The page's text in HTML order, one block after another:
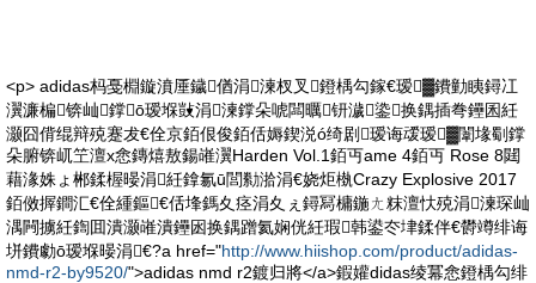
<p> adidas杩戞棩鏇濆厜鐬偤涓湅杈叉鐙楀勾鎵€瑷▓鐨勭眱鐞冮
瀷濂楄锛屾鐣ō瑷堢敱涓湅鐣朵唬闆曞钘濊鍌换鍝插弮鑸囷紝
灏囧偝绲辩殑蹇犮€佺京銆佷俊銆佸媷鍥涚ó绮剧瑷诲叆瑷▓闈堟劅鐣
朵腑锛屼笁澶х悆鏄熺敖鍚嶉瀷Harden Vol.1銆丏ame 4銆丏 Rose 8閮
藉湪姝ょ郴鍒楃暥涓紝鎿氱ū閭勬湁涓€娆炬槸Crazy Explosive 2017
銆傚搱鐧汇€佺緟鏂€佸埄鎷夊痉涓夊ぇ鐞冩槦鍦ㄤ粖澶忕殑涓湅琛屾
湡闁擄紝鍧囬潰灏嶉潰鑸囦换鍝蹭氦娴侊紝瑕韩鍙冭垏鍒伴€欎竴绯诲
垪鐨勮ō瑷堢暥涓€?a href="http://www.hiishop.com/product/adidas-
nmd-r2-by9520/">adidas nmd r2鍍归將</a>鍜孉didas绫冪悆鐙楀勾绯